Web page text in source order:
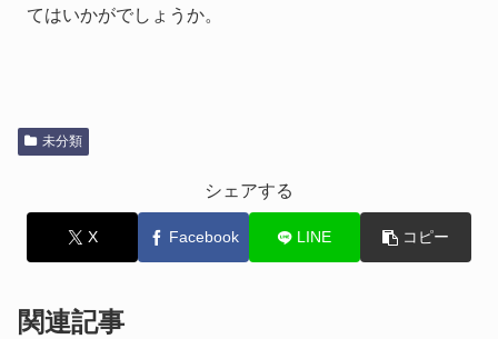
てはいかがでしょうか。
未分類
シェアする
X Facebook LINE コピー
関連記事